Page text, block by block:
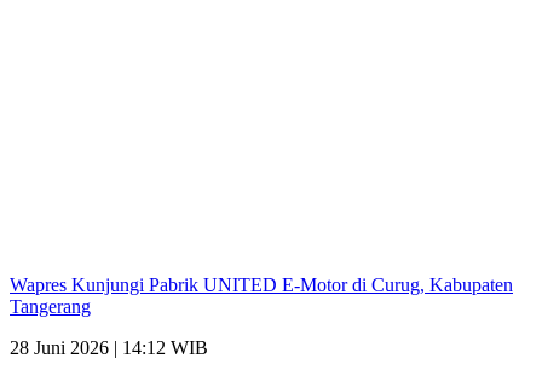
Wapres Kunjungi Pabrik UNITED E-Motor di Curug, Kabupaten
Tangerang
28 Juni 2026 | 14:12 WIB